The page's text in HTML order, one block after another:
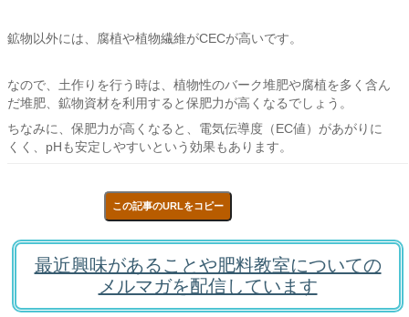
鉱物以外には、腐植や植物繊維がCECが高いです。
なので、土作りを行う時は、植物性のバーク堆肥や腐植を多く含ん
だ堆肥、鉱物資材を利用すると保肥力が高くなるでしょう。
ちなみに、保肥力が高くなると、電気伝導度（EC値）があがりに
くく、pHも安定しやすいという効果もあります。
この記事のURLをコピー
最近興味があることや肥料教室についての
メルマガを配信しています